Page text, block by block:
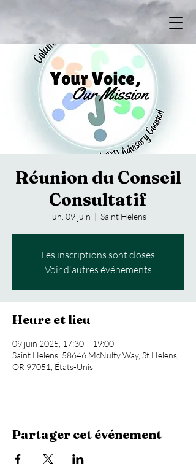
Réunion du Conseil
Consultatif
lun. 09 juin
  |
Saint Helens
Les inscriptions sont closes
Voir d'autres événements
Heure et lieu
09 juin 2025, 17:30 – 19:00
Saint Helens, 58646 McNulty Way, St Helens,
OR 97051, États-Unis
Partager cet événement